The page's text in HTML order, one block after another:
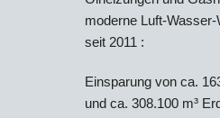
moderne Luft-
seit 2011 :
Einsparung von ca.
und ca. 308.100 m³